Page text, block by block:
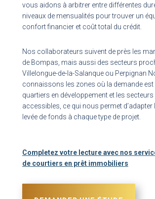
vous aidons à arbitrer entre différentes
niveaux de mensualités pour trouver un
confort financier et coût total du crédit.
Nos collaborateurs suivent de près les
de Bompas, mais aussi des secteurs
Villelongue-de-la-Salanque ou Perpignan
connaissons les zones où la demande est
quartiers en développement et les secteurs
accessibles, ce qui nous permet d’adapter
levée de fonds à chaque type de projet.
Completez votre lecture avec nos
de courtiers en prêt immobiliers